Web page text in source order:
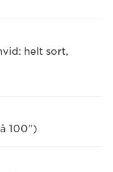
helt sort,
100")